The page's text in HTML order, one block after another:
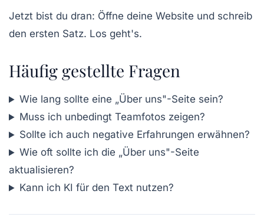
Jetzt bist du dran: Öffne deine Website und schreib
den ersten Satz. Los geht's.
Häufig gestellte Fragen
Wie lang sollte eine „Über uns"-Seite sein?
Muss ich unbedingt Teamfotos zeigen?
Sollte ich auch negative Erfahrungen erwähnen?
Wie oft sollte ich die „Über uns"-Seite
aktualisieren?
Kann ich KI für den Text nutzen?